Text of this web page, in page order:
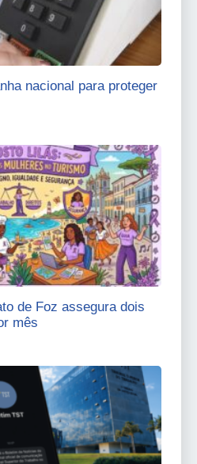
nacional para proteger
de Foz assegura dois
mês